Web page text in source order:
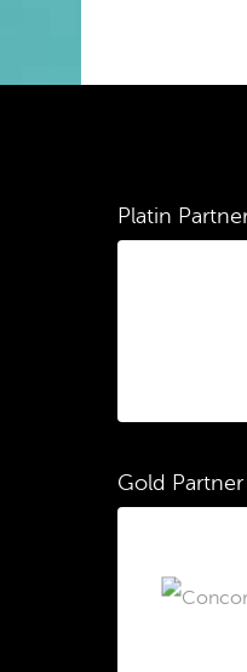
Platin
Gold Partner